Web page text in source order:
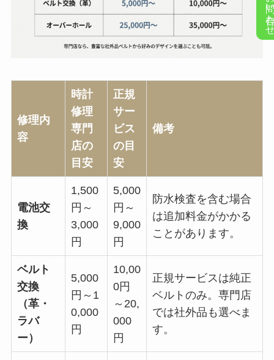
修理内
容
時計
修理
専門
店の
目安
正規
サー
ビス
の目
安
備考
電池交
換
1,500
円～
3,000
円
5,000
円～
9,000
円
防水検査を含む場合
は追加料金がかかる
ことがあります。
ベルト
交換
（革・
ラバ
ー）
5,000
円～1
0,000
円
10,00
0円
～20,
000
円
正規サービスは純正
ベルトのみ。専門店
では社外品も選べま
す。